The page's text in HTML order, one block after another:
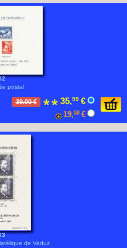
postal
39.00 € 35,99 €
19,50 €
de Vaduz